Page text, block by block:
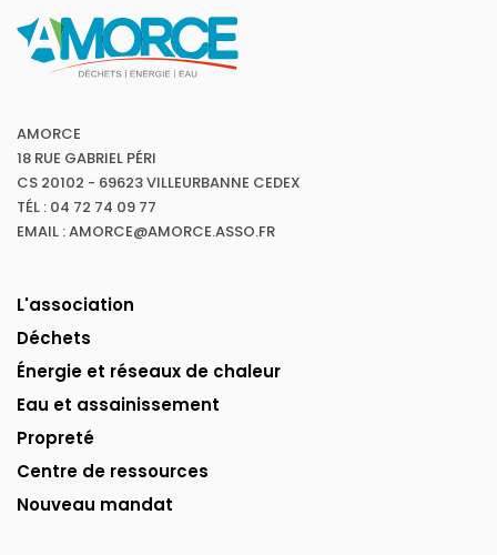
AMORCE
18 RUE GABRIEL PÉRI
CS 20102 - 69623 VILLEURBANNE CEDEX
TÉL : 04 72 74 09 77
EMAIL : AMORCE@AMORCE.ASSO.FR
L'association
Déchets
Énergie et réseaux de chaleur
Eau et assainissement
Propreté
Centre de ressources
Nouveau mandat